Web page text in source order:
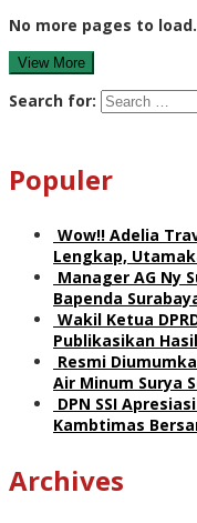
No more pages to load.
View More
Search for:
Populer
Wow!! Adelia
Lengkap,
Manager AG Ny
Bapenda
Wakil Ketua
Publikasikan
Resmi
Air Minum Surya
DPN SSI
Kambtimas
Archives